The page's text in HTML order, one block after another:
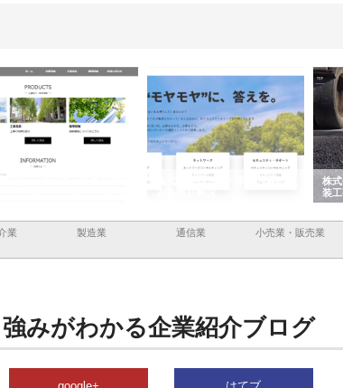
株式会社山形道路が手がける舗
業 製造業 通信業 小売業・販売業
みがわかる企業紹介ブログ